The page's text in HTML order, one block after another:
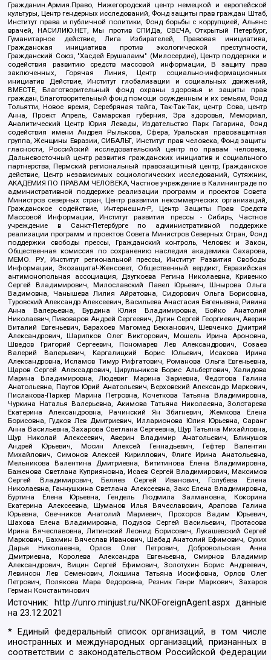
Гражданин.Армия.Право, Нижегородский центр немецкой и европейской
культуры, Центр гендерных исследований, Фонд защиты прав граждан Штаб,
Институт права и публичной политики, Фонд борьбы с коррупцией, Альянс
врачей, НАСИЛИЮ.НЕТ, Мы против СПИДа, СВЕЧА, Открытый Петербург,
Гуманитарное действие, Лига Избирателей, Правовая инициатива,
Гражданская инициатива против экологической преступности,
Гражданский Союз, "Хасдей Ерушалаим" (Милосердие), Центр поддержки и
содействия развитию средств массовой информации, В защиту прав
заключенных, Горячая Линия, Центр социально-информационных
инициатив Действие, Институт глобализации и социальных движений,
ВМЕСТЕ, Благотворительный фонд охраны здоровья и защиты прав
граждан, Благотворительный фонд помощи осужденным и их семьям, Фонд
Тольятти, Новое время, Серебряная тайга, Так-Так-Так, центр Сова, центр
Анна, Проект Апрель, Самарская губерния, Эра здоровья, Мемориал,
Аналитический Центр Юрия Левады, Издательство Парк Гагарина, Фонд
содействия имени Андрея Рылькова, Сфера, Уральская правозащитная
группа, Женщины Евразии, СИБАЛЬТ, Институт прав человека, Фонд защиты
гласности, Российский исследовательский центр по правам человека,
Дальневосточный центр развития гражданских инициатив и социального
партнерства, Пермский региональный правозащитный центр, Гражданское
действие, Центр независимых социологических исследований, Сутяжник,
АКАДЕМИЯ ПО ПРАВАМ ЧЕЛОВЕКА, Частное учреждение в Калининграде по
административной поддержке реализации программ и проектов Совета
Министров северных стран, Центр развития некоммерческих организаций,
Гражданское содействие, Интернешнл-Р, Центр Защиты Прав Средств
Массовой Информации, Институт развития прессы - Сибирь, Частное
учреждение в Санкт-Петербурге по административной поддержке
реализации программ и проектов Совета Министров Северных Стран, Фонд
поддержки свободы прессы, Гражданский контроль, Человек и Закон,
Общественная комиссия по сохранению наследия академика Сахарова,
МЕМО. РУ, Институт региональной прессы, Институт Развития Свободы
Информации, Экозащита!-Женсовет, Общественный вердикт, Евразийская
антимонопольная ассоциация, Дзугкоева Регина Николаевна, Кривенко
Сергей Владимирович, Милославский Павел Юрьевич, Шнырова Ольга
Вадимовна, Чанышева Лилия Айратовна, Сидорович Ольга Борисовна,
Туровский Александр Алексеевич, Васильева Анастасия Евгеньевна, Ривина
Анна Валерьевна, Бурдина Юлия Владимировна, Бойко Анатолий
Николаевич, Пивоваров Андрей Сергеевич, Дугин Сергей Георгиевич, Аверин
Виталий Евгеньевич, Барахоев Магомед Бекханович, Шевченко Дмитрий
Александрович, Шарипков Олег Викторович, Мошель Ирина Ароновна,
Шведов Григорий Сергеевич, Пономарев Лев Александрович, Созаев
Валерий Валерьевич, Каргалицкий Борис Юльевич, Исакова Ирина
Александровна, Исламов Тимур Рифгатович, Романова Ольга Евгеньевна,
Щаров Сергей Алексадрович, Цирульников Борис Альбертович, Халидова
Марина Владимировна, Людевиг Марина Зариевна, Федотова Галина
Анатольевна, Паутов Юрий Анатольевич, Верховский Александр Маркович,
Пислакова-Паркер Марина Петровна, Кочеткова Татьяна Владимировна,
Чуркина Наталья Валерьевна, Акимова Татьяна Николаевна, Золотарева
Екатерина Александровна, Рачинский Ян Збигневич, Жемкова Елена
Борисовна, Гудков Лев Дмитриевич, Илларионова Юлия Юрьевна, Саранг
Анна Васильевна, Захарова Светлана Сергеевна, Щур Татьяна Михайловна,
Щур Николай Алексеевич, Аверин Владимир Анатольевич, Блинушов
Андрей Юрьевич, Мосин Алексей Геннадьевич, Гефтер Валентин
Михайлович, Симонов Алексей Кириллович, Флиге Ирина Анатольевна,
Мельникова Валентина Дмитриевна, Вититинова Елена Владимировна,
Баженова Светлана Куприяновна, Исаев Сергей Владимирович, Максимов
Сергей Владимирович, Беляев Сергей Иванович, Голубева Елена
Николаевна, Ганнушкина Светлана Алексеевна, Закс Елена Владимировна,
Буртина Елена Юрьевна, Гендель Людмила Залмановна, Кокорина
Екатерина Алексеевна, Шуманов Илья Вячеславович, Арапова Галина
Юрьевна, Свечников Анатолий Мариевич, Прохоров Вадим Юрьевич,
Шахова Елена Владимировна, Подузов Сергей Васильевич, Протасова
Ирина Вячеславовна, Литинский Леонид Борисович, Лукашевский Сергей
Маркович, Бахмин Вячеслав Иванович, Шабад Анатолий Ефимович, Сухих
Дарья Николаевна, Орлов Олег Петрович, Добровольская Анна
Дмитриевна, Королева Александра Евгеньевна, Смирнов Владимир
Александрович, Вицин Сергей Ефимович, Золотухин Борис Андреевич,
Левинсон Лев Семенович, Локшина Татьяна Иосифовна, Орлов Олег
Петрович, Полякова Мара Федоровна, Резник Генри Маркович, Захаров
Герман Константинович
Источник: http://unro.minjust.ru/NKOForeignAgent.aspxданные
на23.12.2021
* Единый федеральный список организаций, в том числе
иностранных и международных организаций, признанных в
соответствии с законодательством Российской Федерации